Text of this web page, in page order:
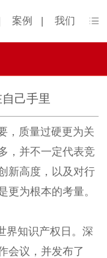
案例 | 我们
己手里
质量过硬更为关
，并不一定代表竞
新高度，以及对行
更为根本的考量。
知识产权日。深
会议，并发布了